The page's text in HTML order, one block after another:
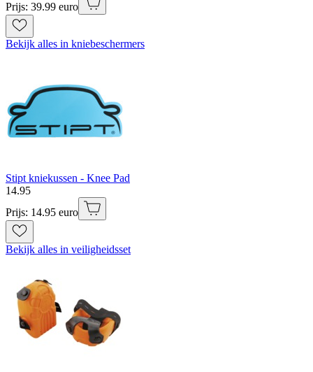
Prijs: 39.99 euro
Bekijk alles in kniebeschermers
Stipt kniekussen - Knee Pad
14.95
Prijs: 14.95 euro
Bekijk alles in veiligheidsset